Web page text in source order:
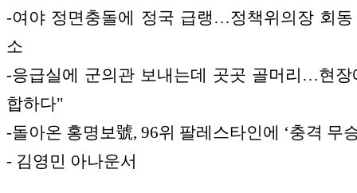
-여야 정면충돌에 정국 급랭…정책위의장 회
소
-응급실에 군의관 보내는데 곳곳 골머리…현장
합하다"
-돌아온 홍명보號, 96위 팔레스타인에 ‘충격 무
- 김영민 아나운서